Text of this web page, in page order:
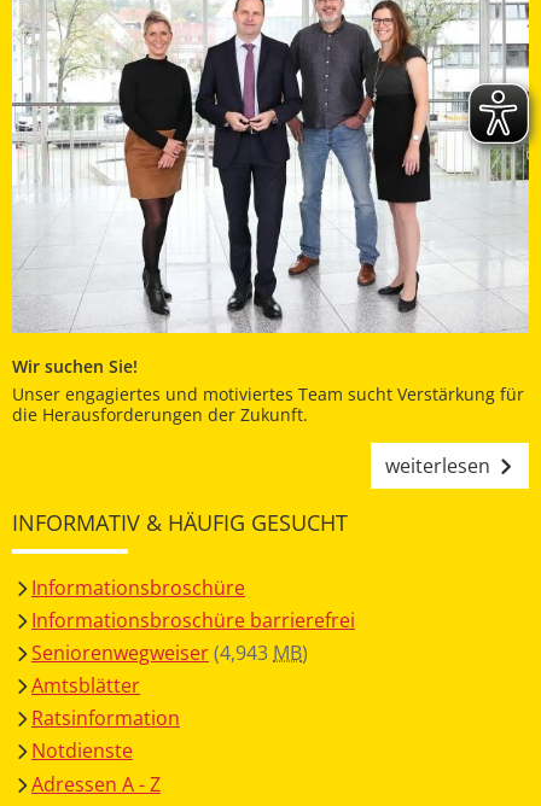
Wir suchen Sie!
Unser engagiertes und motiviertes Team sucht Verstärkung für
die Herausforderungen der Zukunft.
weiterlesen
INFORMATIV & HÄUFIG GESUCHT
Informationsbroschüre
Informationsbroschüre barrierefrei
Seniorenwegweiser(4,943 MB)
Amtsblätter
Ratsinformation
Notdienste
Adressen A - Z